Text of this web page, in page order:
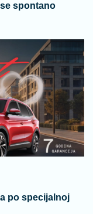
spontano
po specijalnoj